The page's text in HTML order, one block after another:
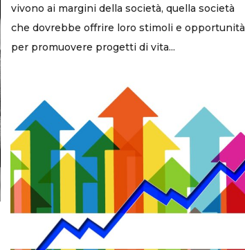
vivono ai margini della società, quella società
che dovrebbe offrire loro stimoli e opportunità
per promuovere progetti di vita...